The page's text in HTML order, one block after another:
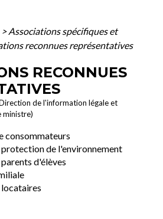
> Associations spécifiques et
reconnues représentatives
RECONNUES
de l'information légale et
ministre)
consommateurs
de l'environnement
d'élèves